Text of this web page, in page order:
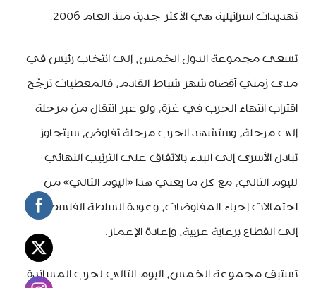
تهديدات اسرائيلية هي الأكثر جدية منذ العام 2006.
تسعى مجموعة الدول الخمس، إلى انتخاب رئيس في
مدى زمني أقصاه شهر شباط القادم، فالمعطيات ترجّح
اقتراب انتهاء الحرب في غزة، ولو عبر انتقال من مرحلة
إلى مرحلة، وستشهد الحرب مرحلة تفاوض، سيتجاوز
تبادل الأسرى إلى البدء بالاتفاق على الترتيب النهائي
لليوم التالي، مع كل ما يعني هذا «اليوم التالي» من
احتمالات إحياء المفاوضات، وعودة السلطة الفلسطينية
إلى القطاع برعاية عربية، وإعادة الإعمار.
تستبق مجموعة الخمس، اليوم التالي لحرب المساندة